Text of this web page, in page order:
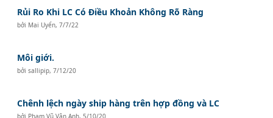
Rủi Ro Khi LC Có Điều Khoản Không Rõ Ràng
bởi Mai Uyển,7/7/22
Môi giới.
bởisallipip,7/12/20
Chênh lệch ngày ship hàng trên hợp đồng và LC
bởi Phạm Vũ Vân Anh, 5/10/20